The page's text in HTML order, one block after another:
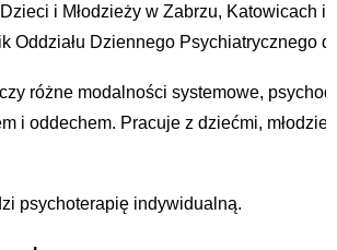
i Młodzieży w Zabrzu, Katowicach i
Oddziału Dziennego Psychiatrycznego
różne modalności systemowe,
i oddechem. Pracuje z dziećmi,
psychoterapię indywidualną.